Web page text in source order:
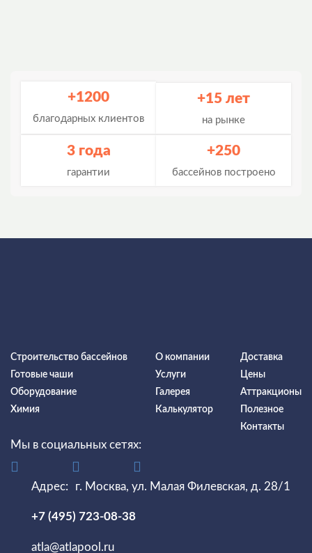
+1200
благодарных клиентов
+15 лет
на рынке
3 года
гарантии
+250
бассейнов построено
Строительство бассейнов
Готовые чаши
Оборудование
Химия
О компании
Услуги
Галерея
Калькулятор
Доставка
Цены
Аттракционы
Полезное
Контакты
Мы в социальных сетях:
Адрес: г. Москва, ул. Малая Филевская, д. 28/1
+7 (495) 723-08-38
atla@atlapool.ru